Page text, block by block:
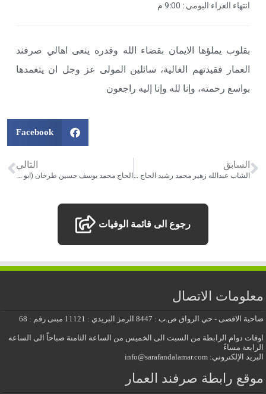
انتهاء العزاء اليومي : 9:00 م
بقلوب يملؤها الايمان بقضاء الله وقدره ينعى اهالي صرفند
العمار فقيدتهم الغالية، سائلين المولى عز وجل ان يتغمدها
بواسع رحمته، وإنا لله وإنا إليه راجعون
Facebook
السابق
الشاب عبدالله زهير محمد رشيد الحاج ، بتاريخ 2023.1.21م
التالي
الحاج محمد يوسف حسين طرخان (ابو خالد) ، بتاريخ 2023.1.25م
رجوع الى قائمة الوفيات
معلومات الاتصال
ضاحية الاقصى - حي الرواق ص.ب : 8447 الرمز البريدي : 11121 مبنى رقم : 68
اوقات دوام الرابطة من السبت الى الخميس من الساعه الثامنة صباحاً الى الساعه
الرابعة مساءً
البريد الإلكتروني: info@sarafandalamar.com
موقع رابطة صرفند العمار